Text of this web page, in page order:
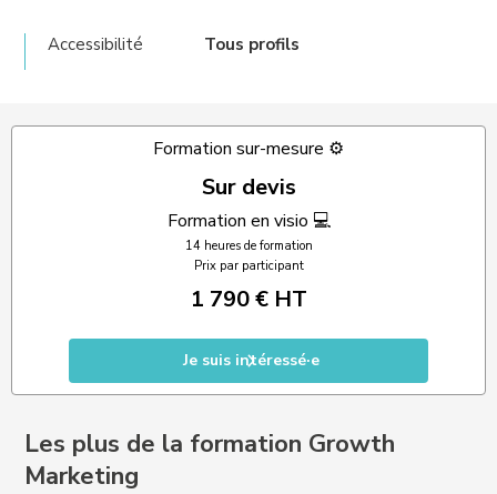
Accessibilité Tous profils
Formation sur-mesure ⚙️
Sur devis
Formation en visio 💻
14 heures de formation
Prix par participant
1 790 € HT
Je suis intéressé·e
Les plus de la formation Growth
Marketing